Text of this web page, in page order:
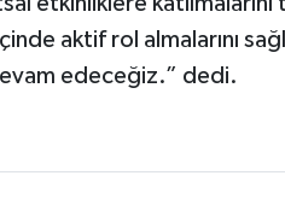
aktif rol almalarını
edeceğiz.” dedi.